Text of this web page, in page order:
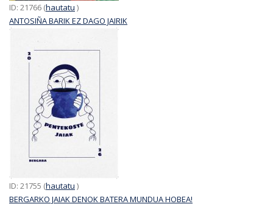
ID: 21766 (hautatu )
ANTOSIÑA BARIK EZ DAGO JAIRIK
ID: 21755 (hautatu )
BERGARKO JAIAK DENOK BATERA MUNDUA HOBEA!